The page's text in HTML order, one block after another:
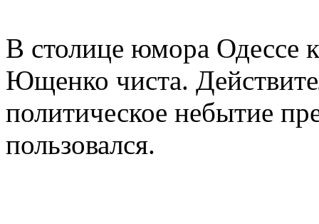
В столице юмора Одессе
Ющенко чиста.
политическое небытие
пользовался.